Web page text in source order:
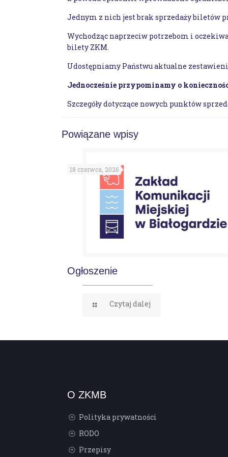
Jednym z nich jest brak sprzedaży biletów
Wychodząc naprzeciw potrzebom i
bilety ZKM.
Udostępniamy Państwu aktualne
Jednocześnie przypominamy o
Szczegóły dotyczące nowych punktów
Powiązane wpisy
18 czerwca, 2026
Ogłoszenie
Czytaj dalej
O ZKMB
Polityka prywatności
RODO
Przepisy